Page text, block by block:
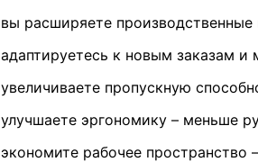
вы расширяете
адаптируетесь к новым заказам и
увеличиваете пропускную
улучшаете эргономику – меньше
экономите рабочее